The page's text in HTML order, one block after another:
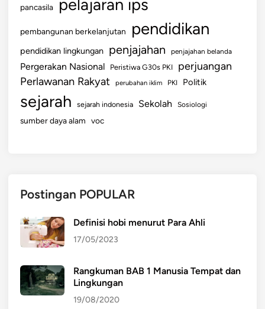
pancasila pelajaran ips
pembangunan berkelanjutan pendidikan
pendidikan lingkungan penjajahan penjajahan belanda
Pergerakan Nasional Peristiwa G30s PKI perjuangan
Perlawanan Rakyat perubahan iklim PKI Politik
sejarah sejarah indonesia Sekolah Sosiologi
sumber daya alam voc
Postingan POPULAR
Definisi hobi menurut Para Ahli
17/05/2023
Rangkuman BAB 1 Manusia Tempat dan
Lingkungan
19/08/2020